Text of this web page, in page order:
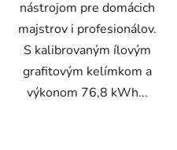
nástrojom pre domácich
majstrov i profesionálov.
S kalibrovaným ílovým
grafitovým kelímkom a
výkonom 76,8 kWh...